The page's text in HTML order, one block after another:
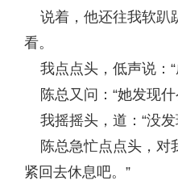
说着，他还往我软趴
看。
我点点头，低声说：“
陈总又问：“她发现什
我摇摇头，道：“没发
陈总急忙点点头，对
紧回去休息吧。”